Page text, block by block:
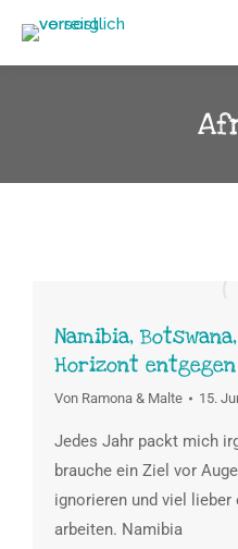
Namibia,
Horizont entgegen
Von Ramona & Malte 15.
Jedes Jahr packt mich
brauche ein Ziel vor
ignorieren und viel lieber
arbeiten. Namibia